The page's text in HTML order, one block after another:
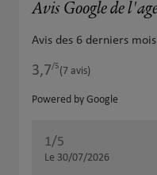
Avis Google de
Avis des 6 derniers mois
3,7/5Note de 3.7 sur 5
(7 avis)
Powered by Google
1/5
Le 30/07/2026